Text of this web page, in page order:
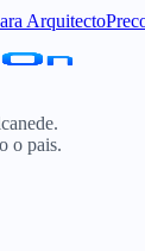
Arquitecto
o pais.